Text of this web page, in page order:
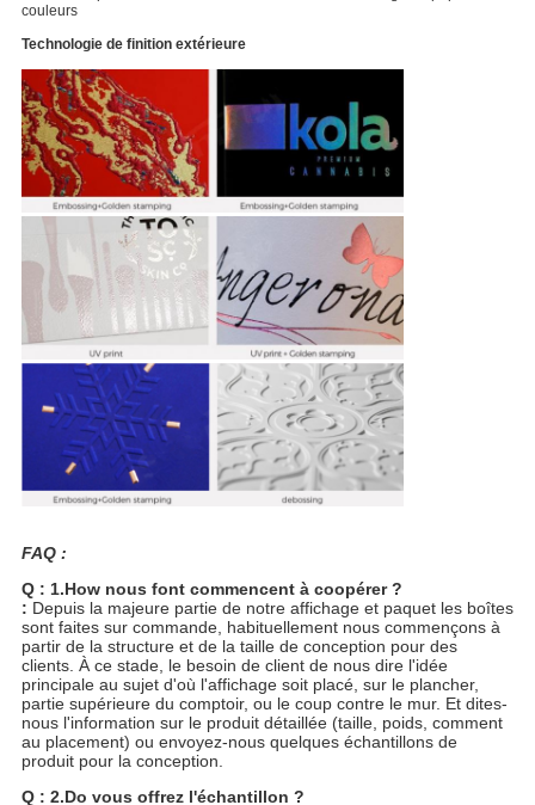
couleurs
Technologie de finition extérieure
FAQ :
Q : 1.How nous font commencent à coopérer ?
: Depuis la majeure partie de notre affichage et paquet les boîtes
sont faites sur commande, habituellement nous commençons à
partir de la structure et de la taille de conception pour des
clients. À ce stade, le besoin de client de nous dire l'idée
principale au sujet d'où l'affichage soit placé, sur le plancher,
partie supérieure du comptoir, ou le coup contre le mur. Et dites-
nous l'information sur le produit détaillée (taille, poids, comment
au placement) ou envoyez-nous quelques échantillons de
produit pour la conception.
Q : 2.Do vous offrez l'échantillon ?